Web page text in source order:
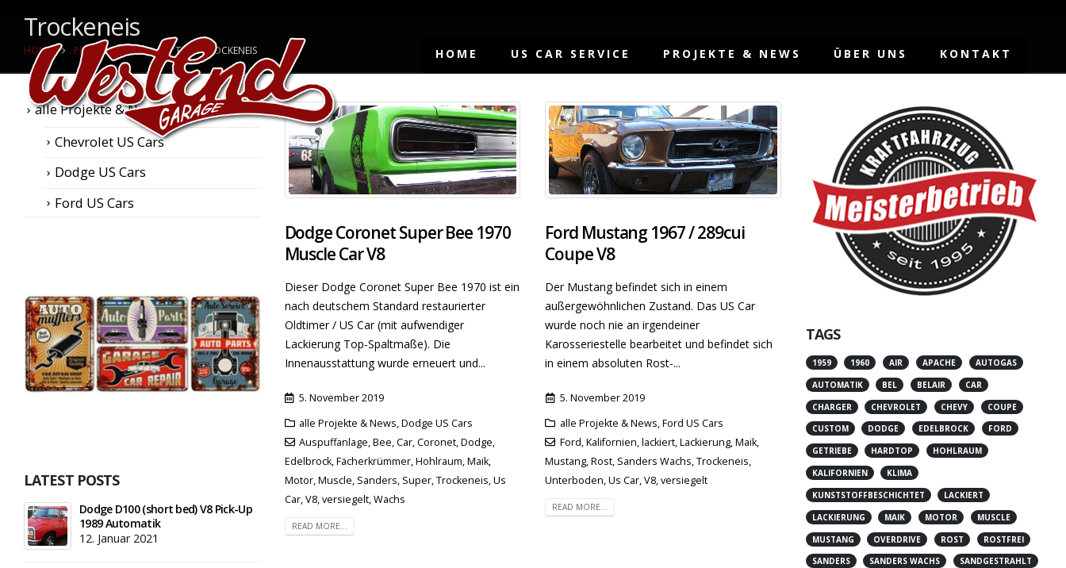
HOME US CAR SERVICE PROJEKTE & NEWS ÜBER UNS KONTAKT
Trockeneis
HOME PROJEKTE & NEWS TAG -TROCKENEIS
Dodge Coronet Super Bee 1970
Muscle Car V8
Dieser Dodge Coronet Super Bee 1970 ist ein
nach deutschem Standard restaurierter
Oldtimer / US Car (mit aufwendiger
Lackierung Top-Spaltmaße). Die
Innenausstattung wurde erneuert und...
5. November 2019
alle Projekte & News,Dodge US Cars
Auspuffanlage,Bee,Car,Coronet,Dodge,
Edelbrock,Fächerkrümmer,Hohlraum,Maik,
Motor,Muscle, Sanders, Super,Trockeneis,Us
Car,V8,versiegelt,Wachs
READ MORE...
Ford Mustang 1967 / 289cui
Coupe V8
Der Mustang befindet sich in einem
außergewöhnlichen Zustand. Das US Car
wurde noch nie an irgendeiner
Karosseriestelle bearbeitet und befindet sich
in einem absoluten Rost-...
5. November 2019
alle Projekte & News,Ford US Cars
Ford,Kalifornien,lackiert,Lackierung,Maik,
Mustang,Rost, Sanders Wachs,Trockeneis,
Unterboden,Us Car,V8,versiegelt
READ MORE...
alle Projekte & News
Chevrolet US Cars
Dodge US Cars
Ford US Cars
LATEST POSTS
Dodge D100 (short bed) V8 Pick-Up
1989 Automatik
12. Januar 2021
TAGS
1959 1960 AIR APACHE
AUTOGAS
AUTOMATIK
BEL BELAIR
CAR
CHARGER
CHEVROLET CHEVY
COUPE
CUSTOM
DODGE EDELBROCK
FORD
GETRIEBE
HARDTOP
HOHLRAUM
KALIFORNIEN
KLIMA
KUNSTSTOFFBESCHICHTET
LACKIERT
LACKIERUNG
MAIK MOTOR
MUSCLE
MUSTANG
OVERDRIVE ROST
ROSTFREI
SANDERS
SANDERS WACHS
SANDGESTRAHLT